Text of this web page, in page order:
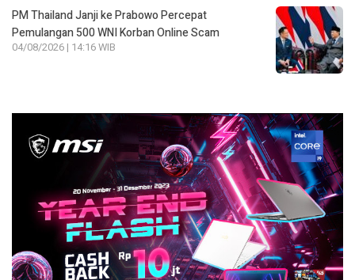
PM Thailand Janji ke Prabowo Percepat
Pemulangan 500 WNI Korban Online Scam
04/08/2026 | 14:16 WIB